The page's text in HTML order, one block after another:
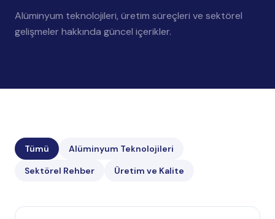
Alüminyum teknolojileri, üretim süreçleri ve sektörel
gelişmeler hakkında güncel içerikler.
Tümü
Alüminyum Teknolojileri
Sektörel Rehber
Üretim ve Kalite